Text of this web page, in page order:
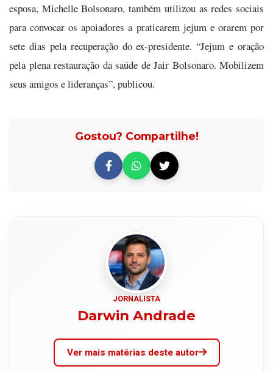
esposa, Michelle Bolsonaro, também utilizou as redes sociais
para convocar os apoiadores a praticarem jejum e orarem por
sete dias pela recuperação do ex-presidente. “Jejum e oração
pela plena restauração da saúde de Jair Bolsonaro. Mobilizem
seus amigos e lideranças”, publicou.
Gostou? Compartilhe!
JORNALISTA
Darwin Andrade
Ver mais matérias deste autor